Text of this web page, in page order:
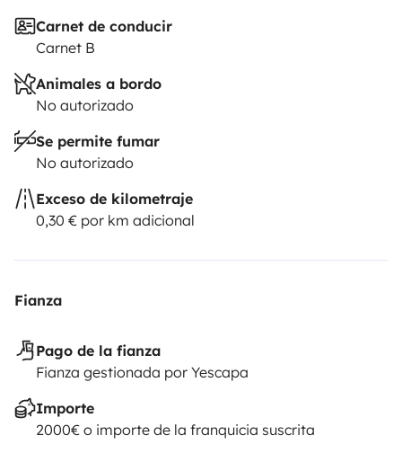
Carnet de conducir
Carnet B
Animales a bordo
No autorizado
Se permite fumar
No autorizado
Exceso de kilometraje
0,30 € por km adicional
Fianza
Pago de la fianza
Fianza gestionada por Yescapa
Importe
2000€ o importe de la franquicia suscrita